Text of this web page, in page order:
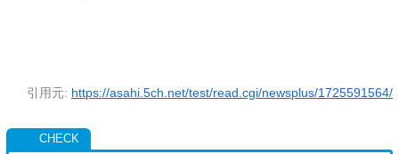
引用元: https://asahi.5ch.net/test/read.cgi/newsplus/1725591564/